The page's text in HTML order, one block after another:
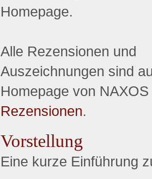
Homepage.
Alle Rezensionen und
Auszeichnungen sind
Homepage von
Rezensionen.
Vorstellung
Eine kurze Einführung